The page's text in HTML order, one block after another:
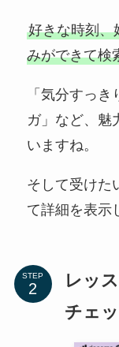
好きな時刻、
みができて検
「気分すっ
ガ」など、魅
いますね。
そして受けた
て詳細を表示
STEP
レッ
チェ